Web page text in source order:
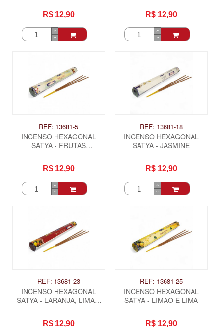
R$ 12,90 R$ 12,90
REF: 13681-5
INCENSO HEXAGONAL
SATYA - FRUTAS
R$ 12,90
REF: 13681-18
INCENSO HEXAGONAL
SATYA - JASMINE
R$ 12,90
REF: 13681-23
INCENSO HEXAGONAL
SATYA - LARANJA, LIMAO
R$ 12,90
REF: 13681-25
INCENSO HEXAGONAL
SATYA - LIMAO E LIMA
R$ 12,90